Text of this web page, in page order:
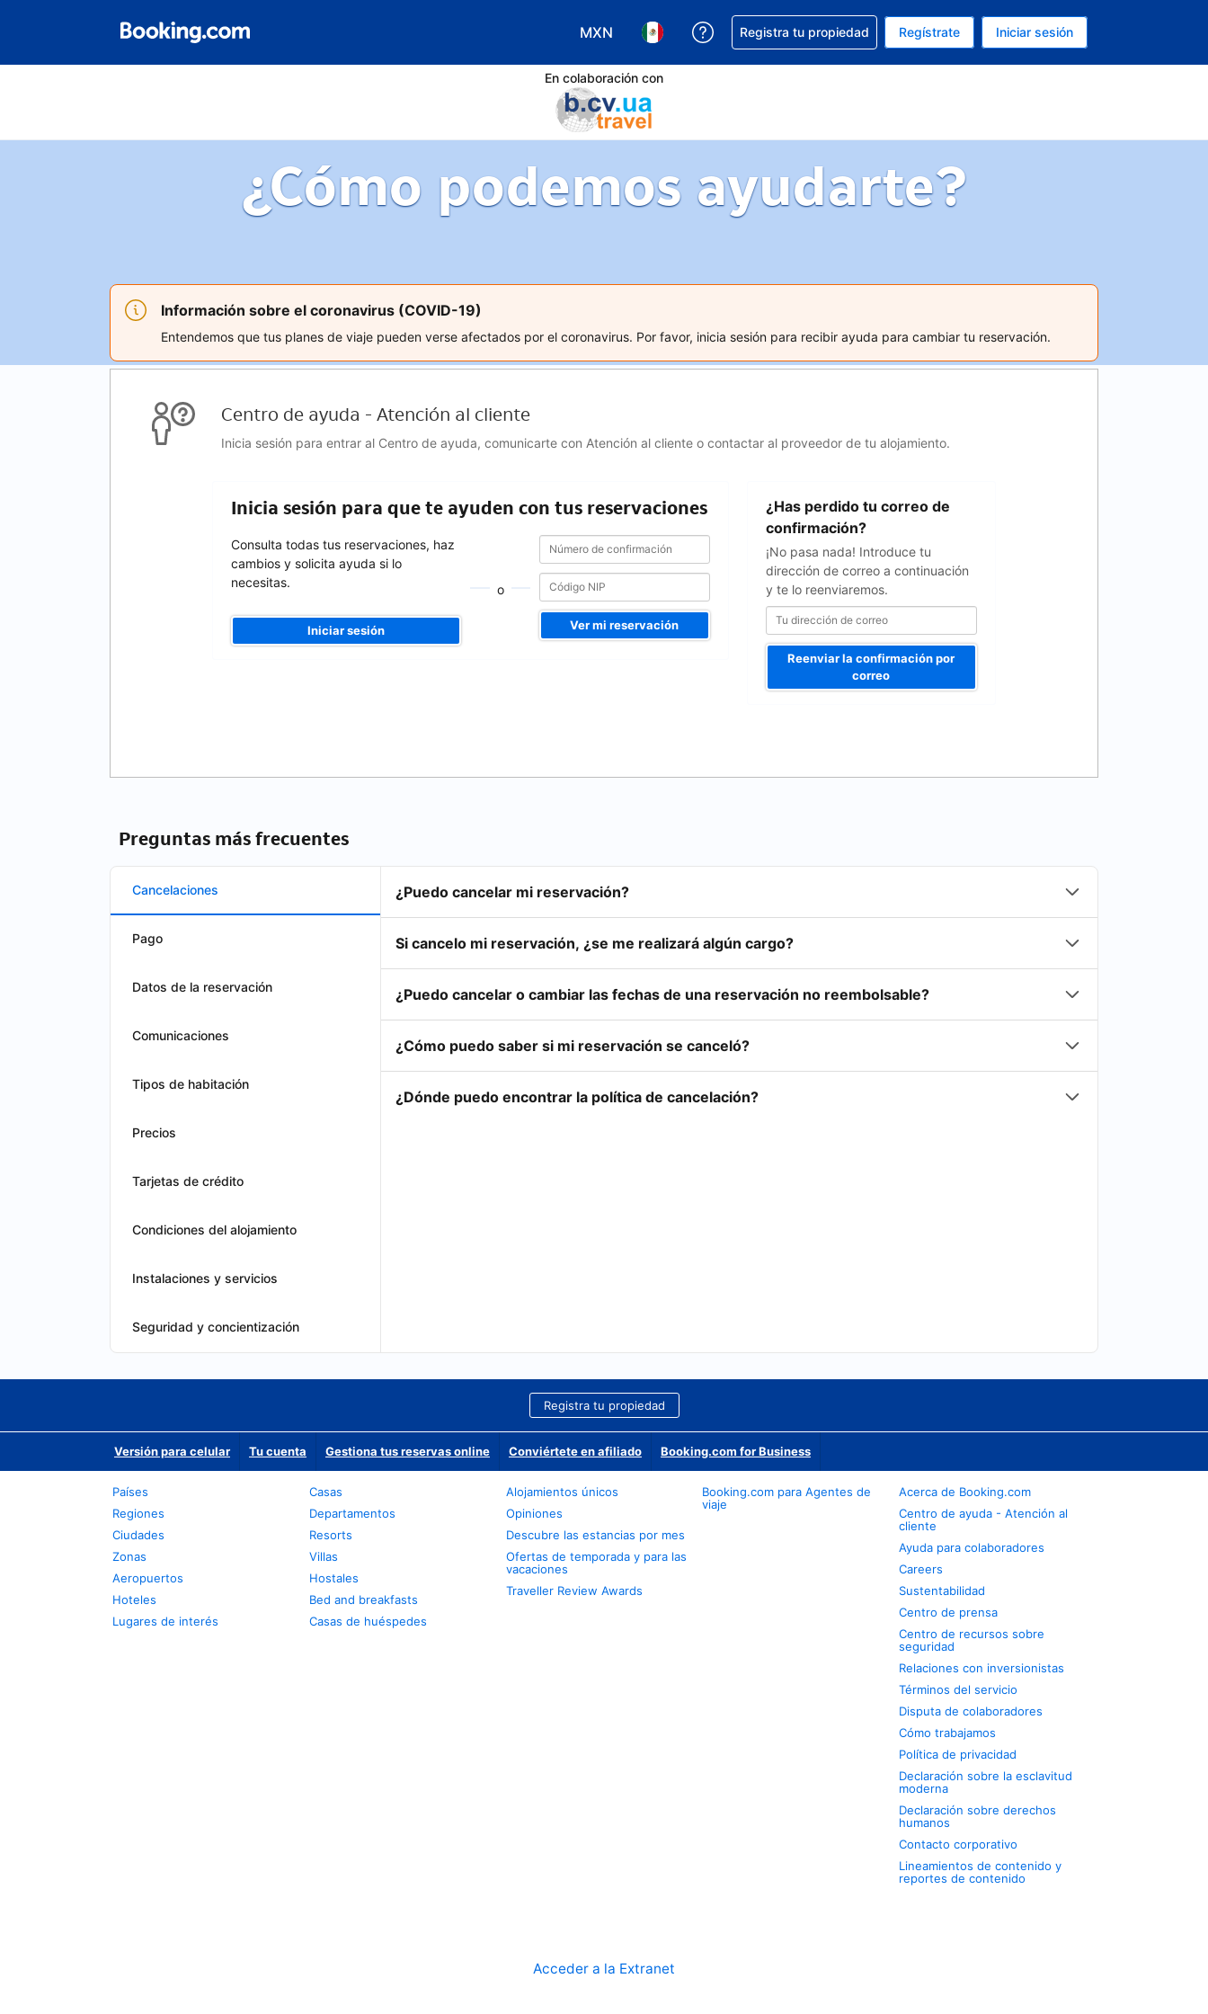
MXN
Elegir tu moneda. Tu moneda actual es Peso mexicano
Elegir el idioma que prefieres. Tu idioma actual es Español (México)
Obtener ayuda con la reservación
Registra tu propiedad Regístrate Iniciar sesión
En colaboración con
¿Cómo podemos ayudarte?
Información sobre el coronavirus (COVID-19)
Entendemos que tus planes de viaje pueden verse afectados por el coronavirus. Por favor, inicia sesión para recibir ayuda para cambiar tu reservación.
Centro de ayuda - Atención al cliente
Inicia sesión para entrar al Centro de ayuda, comunicarte con Atención al cliente o contactar al proveedor de tu alojamiento.
Inicia sesión para que te ayuden con tus reservaciones
Consulta todas tus reservaciones, haz
cambios y solicita ayuda si lo
necesitas.
Iniciar sesión
o
Número
de
confirmación
Número
confirmación
Ver mi reservación
¿Has perdido tu correo de
confirmación?
¡No pasa nada! Introduce tu
dirección de correo a continuación
y te lo reenviaremos.
dirección
correo
Reenviar la confirmación por
correo
Preguntas más frecuentes
Cancelaciones
Pago
Datos de la reservación
Comunicaciones
Tipos de habitación
Precios
Tarjetas de crédito
Condiciones del alojamiento
Instalaciones y servicios
Seguridad y concientización
¿Puedo cancelar mi reservación?
Si cancelo mi reservación, ¿se me realizará algún cargo?
¿Puedo cancelar o cambiar las fechas de una reservación no reembolsable?
¿Cómo puedo saber si mi reservación se canceló?
¿Dónde puedo encontrar la política de cancelación?
Registra tu propiedad
Versión para celular Tu cuenta Gestiona tus reservas online Conviértete en afiliado Booking.com for Business
Países
Regiones
Ciudades
Zonas
Aeropuertos
Hoteles
Lugares de interés
Casas
Departamentos
Resorts
Villas
Hostales
Bed and breakfasts
Casas de huéspedes
Alojamientos únicos
Opiniones
Descubre las estancias por mes
Ofertas de temporada y para las
vacaciones
Traveller Review Awards
Booking.com para Agentes de
viaje
Acerca de Booking.com
Centro de ayuda - Atención al
cliente
Ayuda para colaboradores
Careers
Sustentabilidad
Centro de prensa
Centro de recursos sobre
seguridad
Relaciones con inversionistas
Términos del servicio
Disputa de colaboradores
Cómo trabajamos
Política de privacidad
Declaración sobre la esclavitud
moderna
Declaración sobre derechos
humanos
Contacto corporativo
Lineamientos de contenido y
reportes de contenido
Acceder a la Extranet